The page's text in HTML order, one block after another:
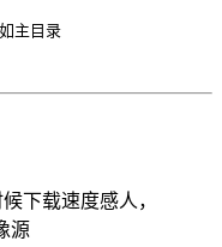
主目录
下载速度感人，
源